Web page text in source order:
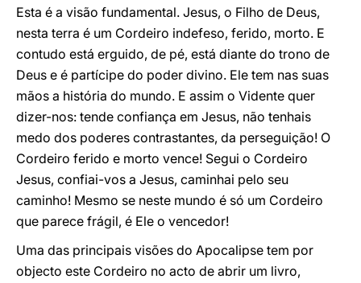
Esta é a visão fundamental. Jesus, o Filho de Deus,
nesta terra é um Cordeiro indefeso, ferido, morto. E
contudo está erguido, de pé, está diante do trono de
Deus e é partícipe do poder divino. Ele tem nas suas
mãos a história do mundo. E assim o Vidente quer
dizer-nos: tende confiança em Jesus, não tenhais
medo dos poderes contrastantes, da perseguição! O
Cordeiro ferido e morto vence! Segui o Cordeiro
Jesus, confiai-vos a Jesus, caminhai pelo seu
caminho! Mesmo se neste mundo é só um Cordeiro
que parece frágil, é Ele o vencedor!
Uma das principais visões do Apocalipse tem por
objecto este Cordeiro no acto de abrir um livro,